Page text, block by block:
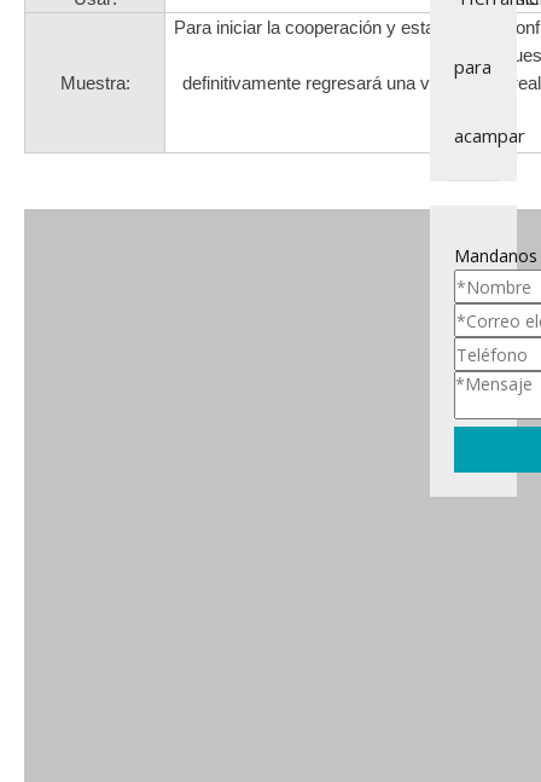
Muestra:
Para iniciar la cooperación y establecer la
definitivamente regresará una vez que se
para
acampar